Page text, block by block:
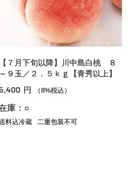
【７月下旬以降】川中島白桃 ８
～９玉／２．５ｋｇ【青秀以上】
円 （8%税込）
庫：○
料込冷蔵 二重包装不可